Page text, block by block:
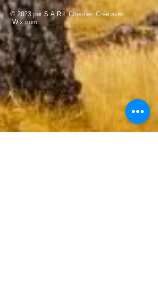
© 2023 par S.A.R.L Chantier. Créé avec
Wix.com